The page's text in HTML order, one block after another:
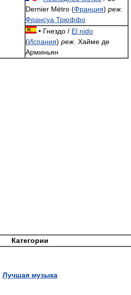
Dernier Métro (Франция) реж.
Франсуа Трюффо
• Гнездо / ‎El nido
(Испания) реж. Хайме де
Арминьян
Категории
Лучшая музыка